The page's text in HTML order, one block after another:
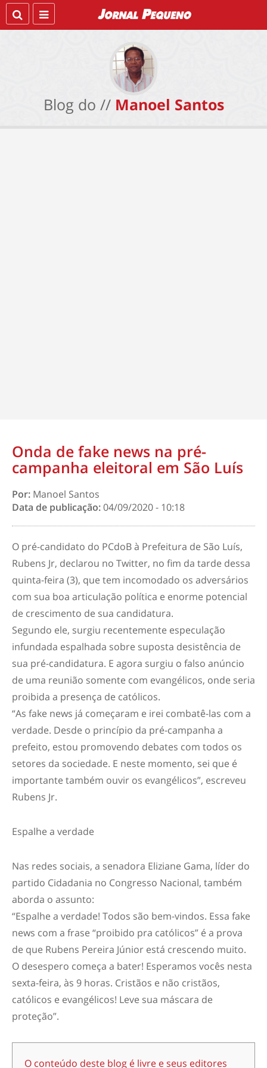
Blog do // Manoel Santos
Onda de fake news na pré-
campanha eleitoral em São Luís
Por: Manoel Santos
Data de publicação:04/09/2020 - 10:18
O pré-candidato do PCdoB à Prefeitura de São Luís,
Rubens Jr, declarou no Twitter, no fim da tarde dessa
quinta-feira (3), que tem incomodado os adversários
com sua boa articulação política e enorme potencial
de crescimento de sua candidatura.
Segundo ele, surgiu recentemente especulação
infundada espalhada sobre suposta desistência de
sua pré-candidatura. E agora surgiu o falso anúncio
de uma reunião somente com evangélicos, onde seria
proibida a presença de católicos.
“As fake news já começaram e irei combatê-las com a
verdade. Desde o princípio da pré-campanha a
prefeito, estou promovendo debates com todos os
setores da sociedade. E neste momento, sei que é
importante também ouvir os evangélicos”, escreveu
Rubens Jr.
Espalhe a verdade
Nas redes sociais, a senadora Eliziane Gama, líder do
partido Cidadania no Congresso Nacional, também
aborda o assunto:
“Espalhe a verdade! Todos são bem-vindos. Essa fake
news com a frase “proibido pra católicos” é a prova
de que Rubens Pereira Júnior está crescendo muito.
O desespero começa a bater! Esperamos vocês nesta
sexta-feira, às 9 horas. Cristãos e não cristãos,
católicos e evangélicos! Leve sua máscara de
proteção”.
O conteúdo deste blog é livre e seus editores